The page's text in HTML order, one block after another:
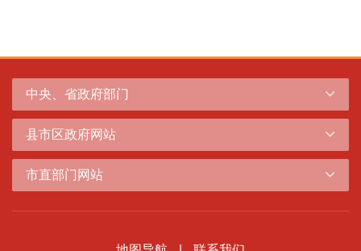
中央、省政府部门
县市区政府网站
市直部门网站